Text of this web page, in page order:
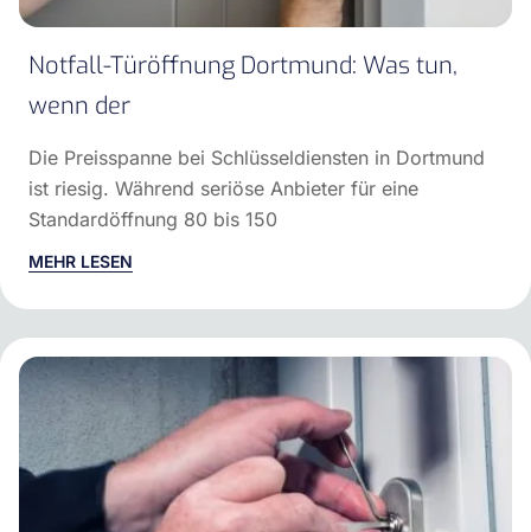
Notfall-Türöffnung Dortmund: Was tun,
wenn der
Die Preisspanne bei Schlüsseldiensten in Dortmund
ist riesig. Während seriöse Anbieter für eine
Standardöffnung 80 bis 150
MEHR LESEN